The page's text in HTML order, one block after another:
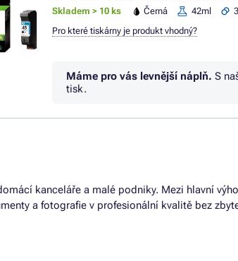
Skladem > 10 ks Černá 42ml
Pro které tiskárny je produkt vhodný?
Máme pro vás levnější náplň. S
tisk.
kanceláře a malé podniky. Mezi hlavní
a fotografie v profesionální kvalitě bez